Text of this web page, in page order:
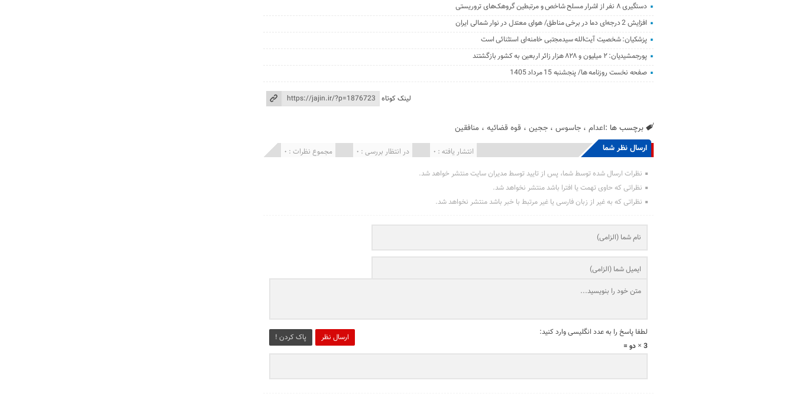
دستگیری ۸ نفر از اشرار مسلح شاخص و مرتبطین گروهک‌های تروریستی
افزایش 2 درجه‌ای دما در برخی مناطق/ هوای معتدل در نوار شمالی ایران
پزشکیان: شخصیت آیت‌الله سیدمجتبی خامنه‌ای استثنائی است
پورجمشیدیان: ۲ میلیون و ۸۲۸ هزار زائر اربعین به کشور بازگشتند
صفحه نخست روزنامه ها/ پنجشنبه 15 مرداد 1405
لینک کوتاه
برچسب ها :اعدام ،جاسوس ،ججین ، قوه قضائیه ، منافقین
ارسال نظر شما مجموع نظرات : 0 در انتظار بررسی : 0 انتشار یافته : 0
نظرات ارسال شده توسط شما، پس از تایید توسط مدیران سایت منتشر خواهد شد.
نظراتی که حاوی تهمت یا افترا باشد منتشر نخواهد شد.
نظراتی که به غیر از زبان فارسی یا غیر مرتبط با خبر باشد منتشر نخواهد شد.
ارسال نظر پاک کردن !
لطفا پاسخ را به عدد انگلیسی وارد کنید:
3 × دو =